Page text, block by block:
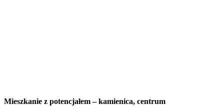
Mieszkanie z potencjałem – kamienica, centrum